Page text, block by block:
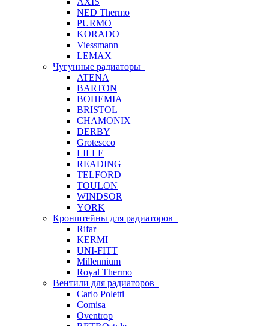
NED Thermo
PURMO
KORADO
Viessmann
LEMAX
Чугунные радиаторы
ATENA
BARTON
BOHEMIA
BRISTOL
CHAMONIX
DERBY
Grotescco
LILLE
READING
TELFORD
TOULON
WINDSOR
YORK
Кронштейны для радиаторов
Rifar
KERMI
UNI-FITT
Millennium
Royal Thermo
Вентили для радиаторов
Carlo Poletti
Comisa
Oventrop